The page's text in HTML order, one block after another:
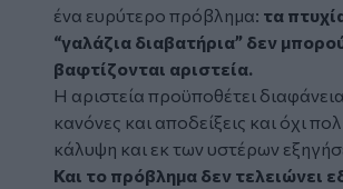
ένα ευρύτερο πρόβλημα: τα
“γαλάζια διαβατήρια” δεν
βαφτίζονται αριστεία.
Η αριστεία προϋποθέτει
κανόνες και αποδείξεις και όχι
κάλυψη και εκ των υστέρων
Και το πρόβλημα δεν τελειώνει